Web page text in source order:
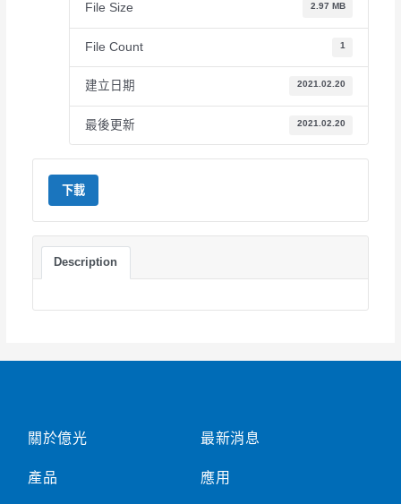
File Size 2.97 MB
File Count 1
建立日期 2021.02.20
最後更新 2021.02.20
下載
Description
關於億光
產品
最新消息
應用